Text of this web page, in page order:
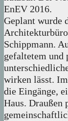
EnEV 2016.
Geplant wurde
Schippmann.
gefaltetem und
wirken lässt.
die Eingänge,
Haus. Draußen